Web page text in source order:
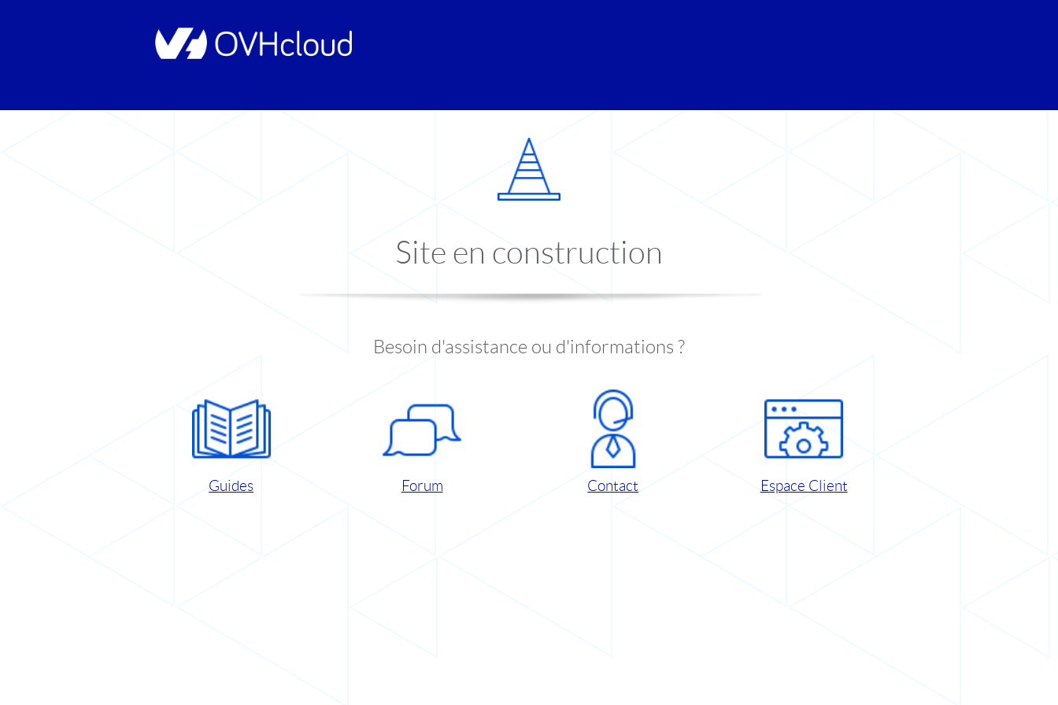
Site en construction
Besoin d'assistance ou d'informations ?
Guides Forum Contact Espace Client